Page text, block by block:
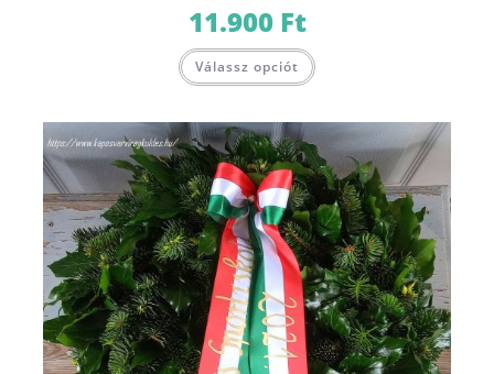
11.900 Ft
Válassz opciót